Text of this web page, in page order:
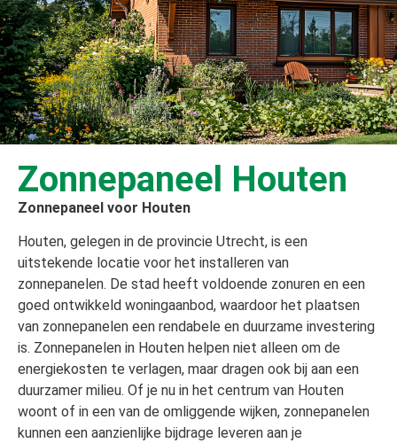
Zonnepaneel Houten
Zonnepaneel voor Houten
Houten, gelegen in de provincie Utrecht, is een
uitstekende locatie voor het installeren van
zonnepanelen. De stad heeft voldoende zonuren en een
goed ontwikkeld woningaanbod, waardoor het plaatsen
van zonnepanelen een rendabele en duurzame investering
is. Zonnepanelen in Houten helpen niet alleen om de
energiekosten te verlagen, maar dragen ook bij aan een
duurzamer milieu. Of je nu in het centrum van Houten
woont of in een van de omliggende wijken, zonnepanelen
kunnen een aanzienlijke bijdrage leveren aan je